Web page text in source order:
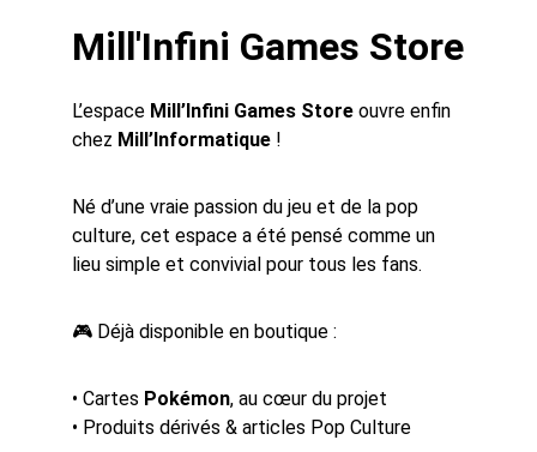
Mill'Infini Games Store
L’espace Mill’Infini Games Store ouvre enfin
chez Mill’Informatique !
Né d’une vraie passion du jeu et de la pop
culture, cet espace a été pensé comme un
lieu simple et convivial pour tous les fans.
🎮 Déjà disponible en boutique :
• Cartes Pokémon, au cœur du projet
• Produits dérivés & articles Pop Culture